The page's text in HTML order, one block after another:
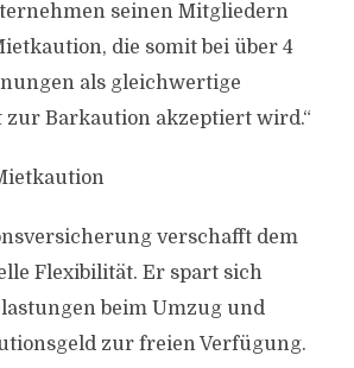
seinen Mitgliedern
die somit bei über 4
als gleichwertige
Barkaution akzeptiert wird.“
verschafft dem
Flexibilität. Er spart sich
beim Umzug und
zur freien Verfügung.